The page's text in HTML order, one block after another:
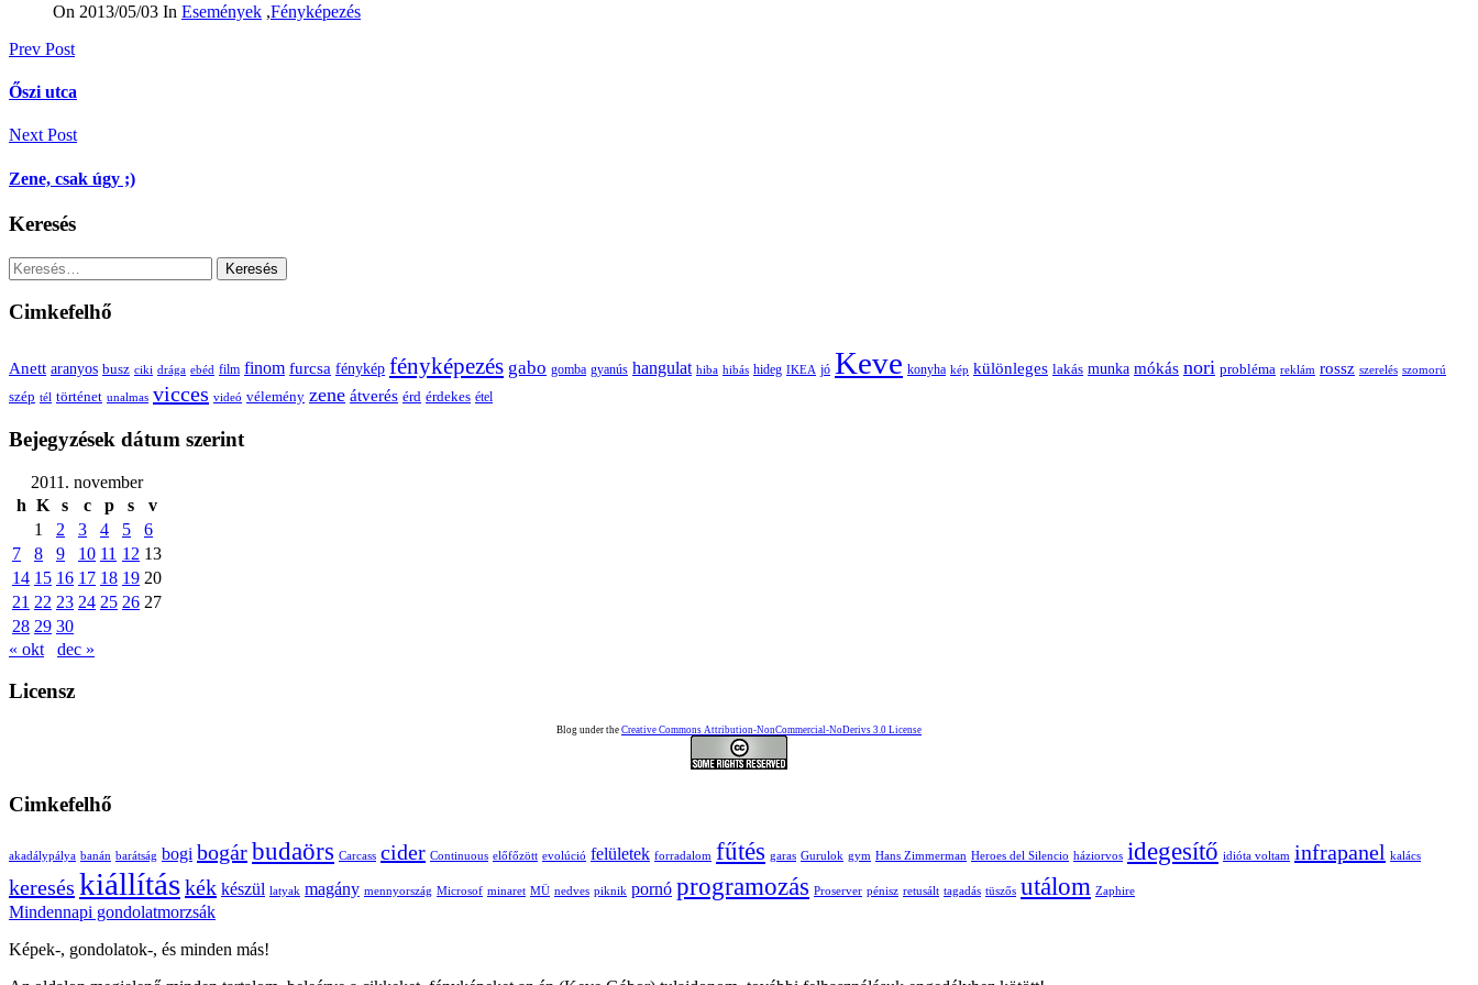
On 2013/05/03 In Események ,Fényképezés
Bejegyzés
navigáció
Prev Post
Őszi utca
Next Post
Zene, csak úgy ;)
Keresés
Keresés:
Cimkefelhő
Anett aranyos busz ciki drága ebéd film finom furcsa fénykép fényképezés gabo gomba gyanús hangulat hiba hibás hideg IKEA jó Keve konyha kép különleges lakás munka mókás nori probléma reklám rossz szerelés szomorú
szép tél történet unalmas vicces videó vélemény zene átverés érd érdekes étel
Bejegyzések dátum szerint
2011. november
h K s c p s
v
1
2 3 4 5
6
7
8 9 10 11 12 13
14 15 16 17 18 19 20
21 22 23 24 25 26 27
28 29 30
« okt
dec »
Licensz
Blog under the Creative Commons Attribution-NonCommercial-NoDerivs 3.0 License
Cimkefelhő
akadálypálya banán barátság bogi bogárbudaörs Carcass cider Continuous előfőzött evolúció felületek forradalom fűtés garas Gurulok gym Hans Zimmerman Heroes del Silencio háziorvos idegesítő idióta voltam infrapanel kalács
keresés kiállításkék készül latyak magány mennyország Microsof minaret MÜ nedves piknik pornó programozás Proserver pénisz retusált tagadás tüszős utálom Zaphire
Mindennapi gondolatmorzsák
Képek-, gondolatok-, és minden más!